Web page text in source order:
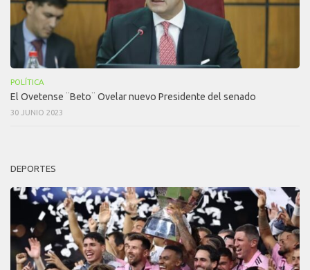
POLÍTICA
El Ovetense ¨Beto¨ Ovelar nuevo Presidente del senado
30 JUNIO 2023
DEPORTES